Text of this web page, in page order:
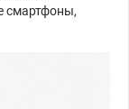
смартфоны,